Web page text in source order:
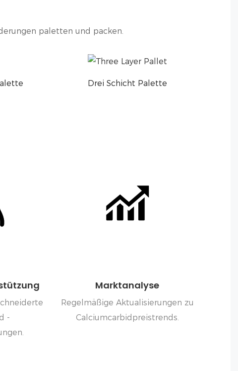
paletten und packen.
Drei Schicht Palette
-
Marktanalyse
Regelmäßige Aktualisierungen zu
Calciumcarbidpreistrends.